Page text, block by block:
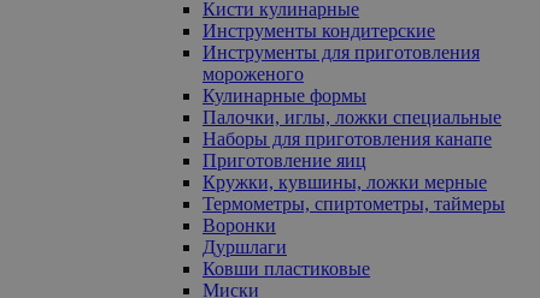
Кисти кулинарные
Инструменты кондитерские
Инструменты для приготовления
мороженого
Кулинарные формы
Палочки, иглы, ложки специальные
Наборы для приготовления канапе
Приготовление яиц
Кружки, кувшины, ложки мерные
Термометры, спиртометры, таймеры
Воронки
Дуршлаги
Ковши пластиковые
Миски